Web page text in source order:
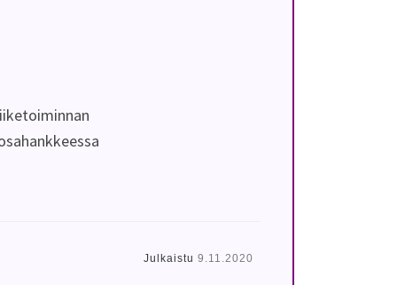
Julkaistu 9.11.2020